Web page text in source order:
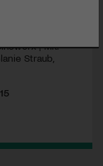
| Mit:
Straub,